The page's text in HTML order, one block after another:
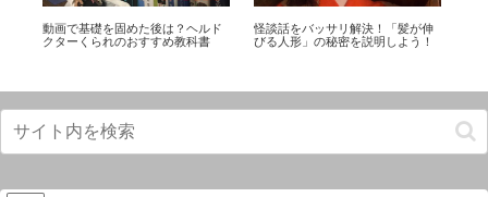
動画で基礎を固めた後は？ヘルド
クターくられのおすすめ教科書
怪談話をバッサリ解決！「髪が伸
びる人形」の秘密を説明しよう！